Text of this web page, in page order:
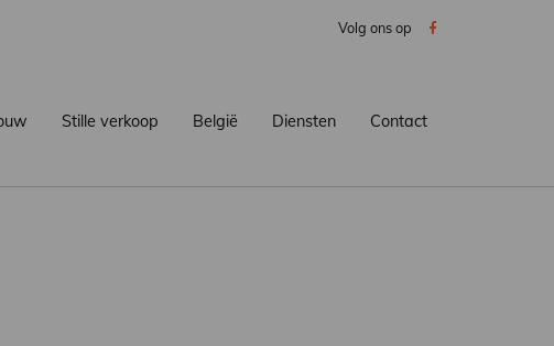
Volg ons op
Stille verkoop België Diensten Contact